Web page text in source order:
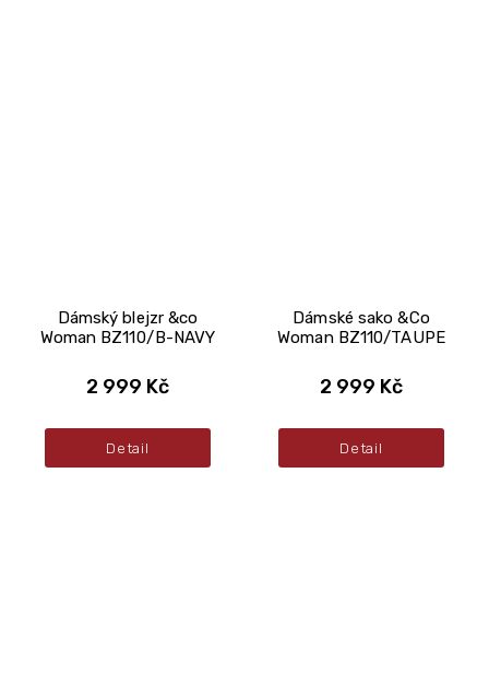
Dámský blejzr &co
Woman BZ110/B-NAVY
2 999 Kč
Detail
Dámské sako &Co
Woman BZ110/TAUPE
2 999 Kč
Detail